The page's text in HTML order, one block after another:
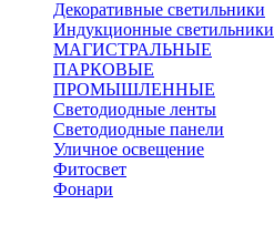
Декоративные светильники
Индукционные светильники
МАГИСТРАЛЬНЫЕ
ПАРКОВЫЕ
ПРОМЫШЛЕННЫЕ
Светодиодные ленты
Светодиодные панели
Уличное освещение
Фитосвет
Фонари